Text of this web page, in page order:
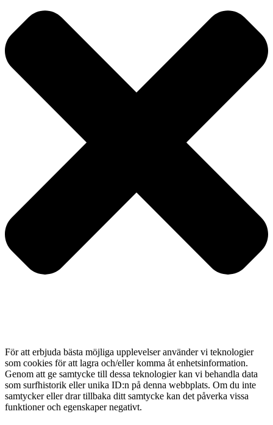
För att erbjuda bästa möjliga upplevelser använder vi teknologier
som cookies för att lagra och/eller komma åt enhetsinformation.
Genom att ge samtycke till dessa teknologier kan vi behandla data
som surfhistorik eller unika ID:n på denna webbplats. Om du inte
samtycker eller drar tillbaka ditt samtycke kan det påverka vissa
funktioner och egenskaper negativt.